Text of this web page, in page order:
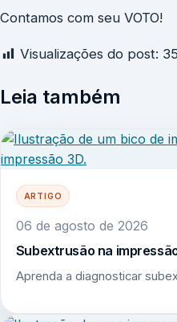
Contamos com seu VOTO!
Visualizações do post:
Leia também
ARTIGO
06 de agosto de 2026
Subextrusão na
Aprenda a diagnosticar